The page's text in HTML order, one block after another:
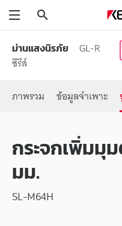
ม่านแสงนิรภัย
GL-R
ซีรีส์
ภาพรวม ข้อมูลจำเพาะ
กระจกเพิ่มมุ
มม.
SL-M64H